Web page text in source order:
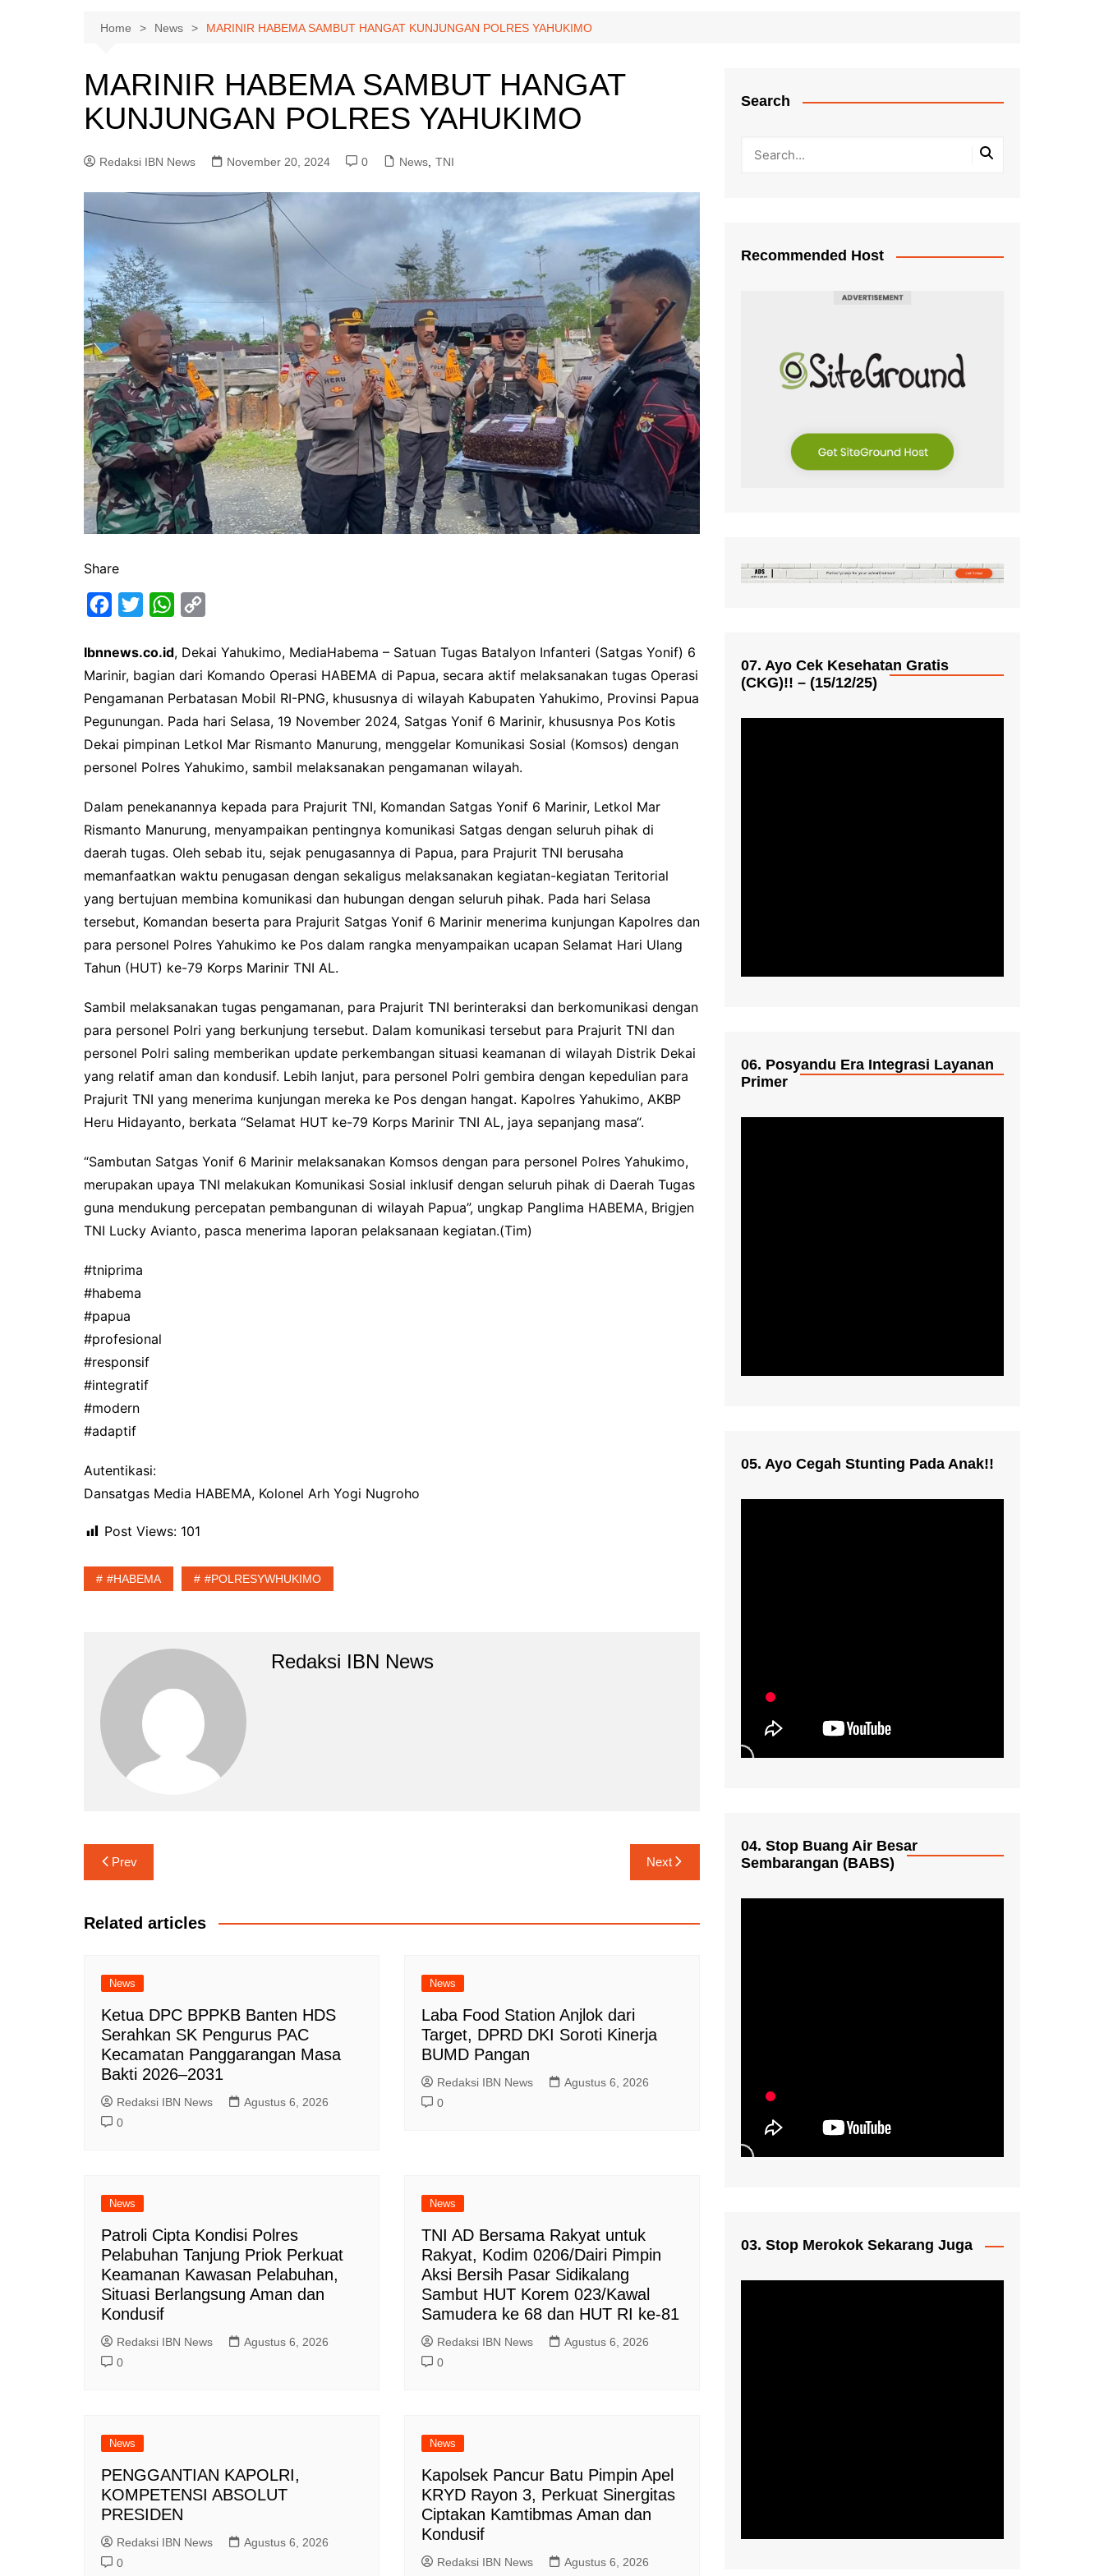
Home News MARINIR HABEMA SAMBUT HANGAT KUNJUNGAN POLRES YAHUKIMO
MARINIR HABEMA SAMBUT HANGAT
KUNJUNGAN POLRES YAHUKIMO
Redaksi IBN News November 20, 2024 0 News, TNI
Share
c
e
b
o
o
k
i
t
t
e
r
W
a
t
s
A
p
p
p
y
L
i
n
k
Ibnnews.co.id, Dekai Yahukimo, MediaHabema – Satuan Tugas Batalyon Infanteri (Satgas Yonif) 6
Marinir, bagian dari Komando Operasi HABEMA di Papua, secara aktif melaksanakan tugas Operasi
Pengamanan Perbatasan Mobil RI-PNG, khususnya di wilayah Kabupaten Yahukimo, Provinsi Papua
Pegunungan. Pada hari Selasa, 19 November 2024, Satgas Yonif 6 Marinir, khususnya Pos Kotis
Dekai pimpinan Letkol Mar Rismanto Manurung, menggelar Komunikasi Sosial (Komsos) dengan
personel Polres Yahukimo, sambil melaksanakan pengamanan wilayah.
Dalam penekanannya kepada para Prajurit TNI, Komandan Satgas Yonif 6 Marinir, Letkol Mar
Rismanto Manurung, menyampaikan pentingnya komunikasi Satgas dengan seluruh pihak di
daerah tugas. Oleh sebab itu, sejak penugasannya di Papua, para Prajurit TNI berusaha
memanfaatkan waktu penugasan dengan sekaligus melaksanakan kegiatan-kegiatan Teritorial
yang bertujuan membina komunikasi dan hubungan dengan seluruh pihak. Pada hari Selasa
tersebut, Komandan beserta para Prajurit Satgas Yonif 6 Marinir menerima kunjungan Kapolres dan
para personel Polres Yahukimo ke Pos dalam rangka menyampaikan ucapan Selamat Hari Ulang
Tahun (HUT) ke-79 Korps Marinir TNI AL.
Sambil melaksanakan tugas pengamanan, para Prajurit TNI berinteraksi dan berkomunikasi dengan
para personel Polri yang berkunjung tersebut. Dalam komunikasi tersebut para Prajurit TNI dan
personel Polri saling memberikan update perkembangan situasi keamanan di wilayah Distrik Dekai
yang relatif aman dan kondusif. Lebih lanjut, para personel Polri gembira dengan kepedulian para
Prajurit TNI yang menerima kunjungan mereka ke Pos dengan hangat. Kapolres Yahukimo, AKBP
Heru Hidayanto, berkata “Selamat HUT ke-79 Korps Marinir TNI AL, jaya sepanjang masa“.
“Sambutan Satgas Yonif 6 Marinir melaksanakan Komsos dengan para personel Polres Yahukimo,
merupakan upaya TNI melakukan Komunikasi Sosial inklusif dengan seluruh pihak di Daerah Tugas
guna mendukung percepatan pembangunan di wilayah Papua”, ungkap Panglima HABEMA, Brigjen
TNI Lucky Avianto, pasca menerima laporan pelaksanaan kegiatan.(Tim)
#tniprima
#habema
#papua
#profesional
#responsif
#integratif
#modern
#adaptif
Autentikasi:
Dansatgas Media HABEMA, Kolonel Arh Yogi Nugroho
Post Views: 101
#HABEMA #POLRESYWHUKIMO
Redaksi IBN News
Navigasi
pos
Prev Next
Related articles
News
Ketua DPC BPPKB Banten HDS
Serahkan SK Pengurus PAC
Kecamatan Panggarangan Masa
Bakti 2026–2031
Redaksi IBN News
Agustus 6, 2026
0
News
Laba Food Station Anjlok dari
Target, DPRD DKI Soroti Kinerja
BUMD Pangan
Redaksi IBN News
Agustus 6, 2026
0
News
Patroli Cipta Kondisi Polres
Pelabuhan Tanjung Priok Perkuat
Keamanan Kawasan Pelabuhan,
Situasi Berlangsung Aman dan
Kondusif
Redaksi IBN News
Agustus 6, 2026
0
News
TNI AD Bersama Rakyat untuk
Rakyat, Kodim 0206/Dairi Pimpin
Aksi Bersih Pasar Sidikalang
Sambut HUT Korem 023/Kawal
Samudera ke 68 dan HUT RI ke-81
Redaksi IBN News
Agustus 6, 2026
0
News
PENGGANTIAN KAPOLRI,
KOMPETENSI ABSOLUT
PRESIDEN
Redaksi IBN News
Agustus 6, 2026
0
News
Kapolsek Pancur Batu Pimpin Apel
KRYD Rayon 3, Perkuat Sinergitas
Ciptakan Kamtibmas Aman dan
Kondusif
Redaksi IBN News
Agustus 6, 2026
Search
Recommended Host
07. Ayo Cek Kesehatan Gratis
(CKG)!! – (15/12/25)
06. Posyandu Era Integrasi Layanan
Primer
05. Ayo Cegah Stunting Pada Anak!!
04. Stop Buang Air Besar
Sembarangan (BABS)
03. Stop Merokok Sekarang Juga